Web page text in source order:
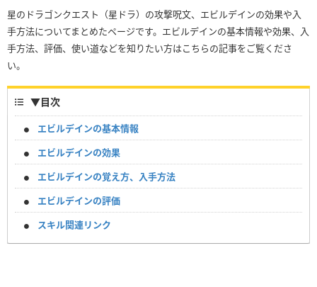
星のドラゴンクエスト（星ドラ）の攻撃呪文、エビルデインの効果や入
手方法についてまとめたページです。エビルデインの基本情報や効果、入
手方法、評価、使い道などを知りたい方はこちらの記事をご覧くださ
い。
▼目次
エビルデインの基本情報
エビルデインの効果
エビルデインの覚え方、入手方法
エビルデインの評価
スキル関連リンク